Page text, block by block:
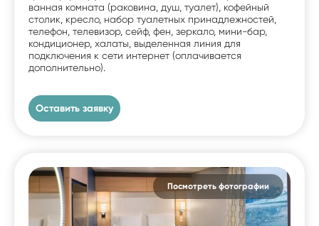
ванная комната (раковина, душ, туалет), кофейный
столик, кресло, набор туалетных принадлежностей,
телефон, телевизор, сейф, фен, зеркало, мини-бар,
кондиционер, халаты, выделенная линия для
подключения к сети интернет (оплачивается
дополнительно).
Оставить заявку
Посмотреть фотографии